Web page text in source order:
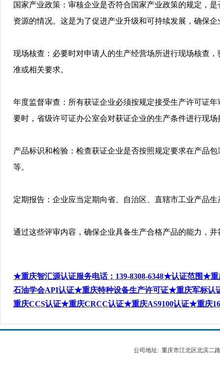
国家产业政策 ：审核企业是否符合国家产业政策的规定，
资源的情况。这是为了促进产业升级和可持续发展，确保
现场核查 ：必要时对申请人的生产经营场所进行现场核查
准或相关要求。
年度监督审查 ：所有获证企业必须按规定接受生产许可证
要时，省级许可证办公室会对获证企业的生产条件进行现场
产品标识和检验 ：检查获证企业是否按照规定要求在产品
等。
定期报告 ：企业应当定期向省、自治区、直辖市工业产品
通过这些评审内容，确保企业具备生产合格产品的能力，
★重庆智汇源认证服务电话： 139-8308-6348★认证范围★重
石油学会API认证★重庆特种设备生产许可证★重庆军标认
重庆CCS认证★重庆CRCC认证★重庆AS9100认证★重庆
公司地址: 重庆市江北区北滨二